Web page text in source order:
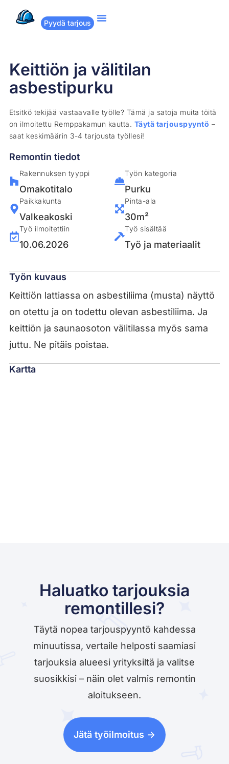
Pyydä tarjous
Keittiön ja välitilan
asbestipurku
Etsitkö tekijää vastaavalle työlle? Tämä ja satoja muita töitä
on ilmoitettu Remppakamun kautta. Täytä tarjouspyyntö –
saat keskimäärin 3-4 tarjousta työllesi!
Remontin tiedot
Rakennuksen tyyppi
Omakotitalo
Paikkakunta
Valkeakoski
Työ ilmoitettiin
10.06.2026
Työn kategoria
Purku
Pinta-ala
30m²
Työ sisältää
Työ ja materiaalit
Työn kuvaus
Keittiön lattiassa on asbestiliima (musta) näyttö
on otettu ja on todettu olevan asbestiliima. Ja
keittiön ja saunaosoton välitilassa myös sama
juttu. Ne pitäis poistaa.
Kartta
Haluatko tarjouksia
remontillesi?
Täytä nopea tarjouspyyntö kahdessa
minuutissa, vertaile helposti saamiasi
tarjouksia alueesi yrityksiltä ja valitse
suosikkisi – näin olet valmis remontin
aloitukseen.
Jätä työilmoitus ->